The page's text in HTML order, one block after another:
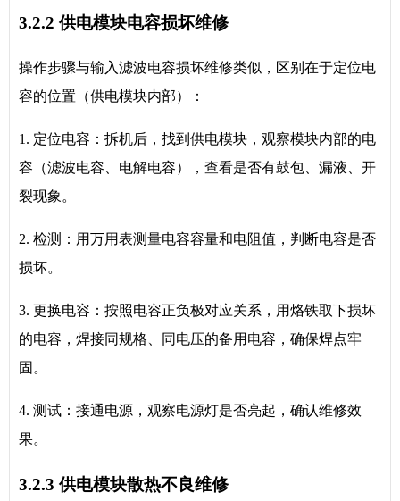
3.2.2 供电模块电容损坏维修
操作步骤与输入滤波电容损坏维修类似，区别在于定位电
容的位置（供电模块内部）：
1. 定位电容：拆机后，找到供电模块，观察模块内部的电
容（滤波电容、电解电容），查看是否有鼓包、漏液、开
裂现象。
2. 检测：用万用表测量电容容量和电阻值，判断电容是否
损坏。
3. 更换电容：按照电容正负极对应关系，用烙铁取下损坏
的电容，焊接同规格、同电压的备用电容，确保焊点牢
固。
4. 测试：接通电源，观察电源灯是否亮起，确认维修效
果。
3.2.3 供电模块散热不良维修